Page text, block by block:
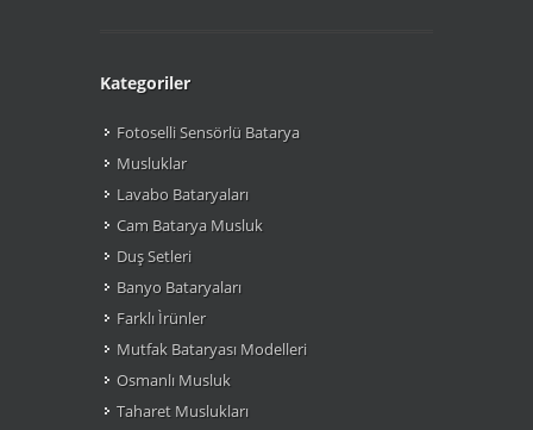
Kategoriler
Fotoselli Sensörlü Batarya
Musluklar
Lavabo Bataryaları
Cam Batarya Musluk
Duş Setleri
Banyo Bataryaları
Farklı Ìrünler
Mutfak Bataryası Modelleri
Osmanlı Musluk
Taharet Muslukları